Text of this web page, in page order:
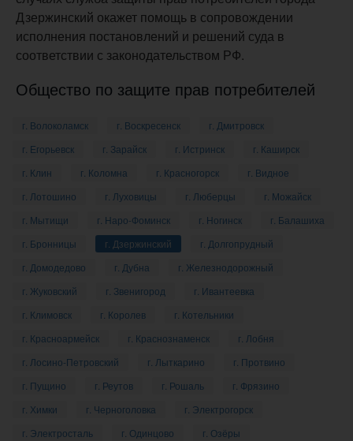
Дзержинский окажет помощь в сопровождении
исполнения постановлений и решений суда в
соответствии с законодательством РФ.
Общество по защите прав потребителей
г. Волоколамск г. Воскресенск
г. Дмитровск
г. Егорьевск
г. Зарайск г. Истринск
г. Каширск
г. Клин
г. Коломна г. Красногорск
г. Видное
г. Лотошино
г. Луховицы г. Люберцы
г. Можайск
г. Мытищи
г. Наро-Фоминск г. Ногинск
г. Балашиха
г. Бронницы
г. Дзержинский
г. Долгопрудный
г. Домодедово
г. Дубна
г. Железнодорожный
г. Жуковский
г. Звенигород
г. Ивантеевка
г. Климовск
г. Королев
г. Котельники
г. Красноармейск
г. Краснознаменск
г. Лобня
г. Лосино-Петровский
г. Лыткарино
г. Протвино
г. Пущино
г. Реутов г. Рошаль
г. Фрязино
г. Химки
г. Черноголовка
г. Электрогорск
г. Электросталь
г. Одинцово
г. Озёры